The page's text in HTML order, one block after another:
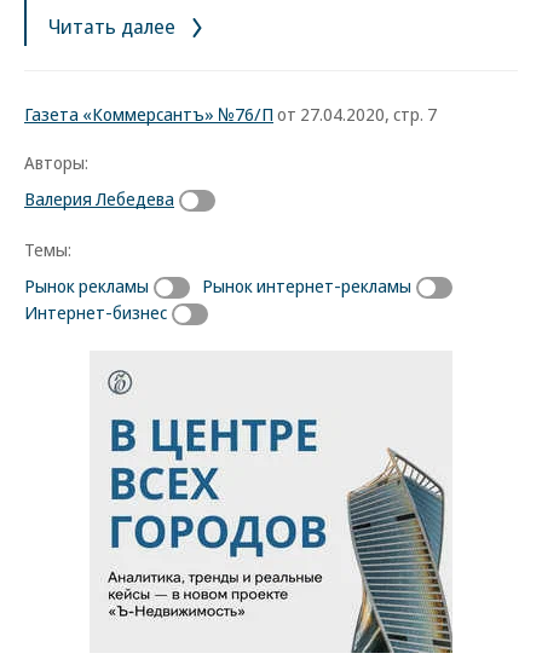
Читать далее
Газета «Коммерсантъ» №76/П от 27.04.2020, стр. 7
Авторы:
Валерия Лебедева
Темы:
Рынок рекламы
Рынок интернет-рекламы
Интернет-бизнес